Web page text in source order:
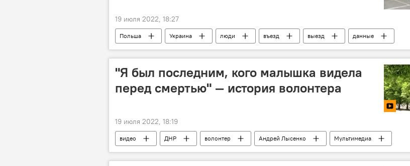
19 июля 2022, 18:27
Польша Украина люди въезд выезд
данные
Спецоперация России по защите Донбасса
"Я был последним, кого малышка видела
перед смертью" — история волонтера
19 июля 2022, 18:19
видео ДНР волонтер Андрей Лысенко
Мультимедиа
Спецоперация России по защите Донбасса